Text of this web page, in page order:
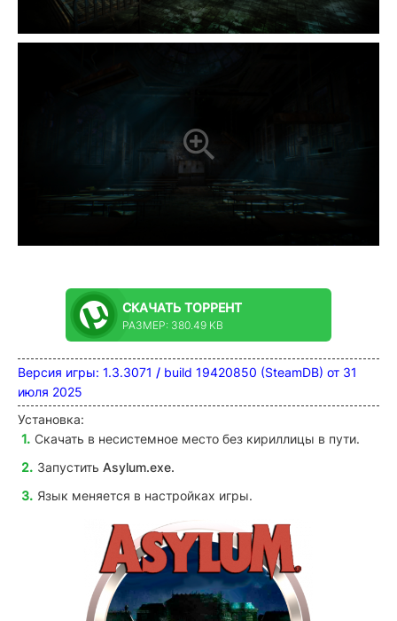
СКАЧАТЬ ТОРРЕНТ
РАЗМЕР: 380.49 KB
Версия игры: 1.3.3071 / build 19420850 (SteamDB) от 31
июля 2025
Установка:
Скачать в несистемное место без кириллицы в пути.
Запустить Asylum.exe.
Язык меняется в настройках игры.